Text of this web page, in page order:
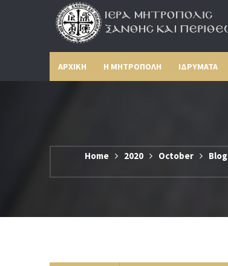
ΑΡΧΙΚΗ Η ΜΗΤΡΟΠΟΛΗ ΙΔΡΥΜΑΤΑ
Home 2020 October Blog